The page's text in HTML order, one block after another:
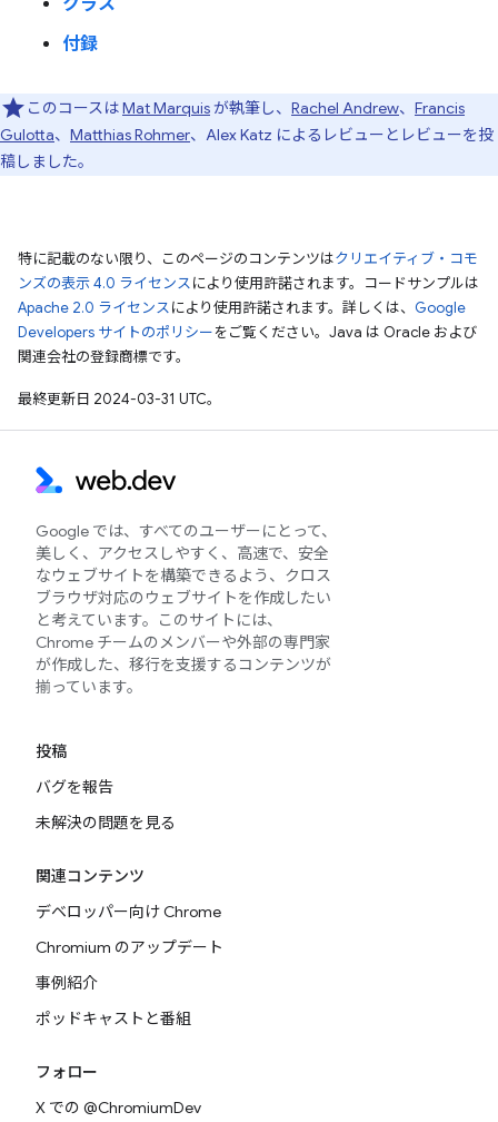
クラス
付録
このコースはMat Marquisが執筆し、 Rachel Andrew、 Francis
Gulotta、 Matthias Rohmer、Alex Katz によるレビューとレビューを投
稿しました。
特に記載のない限り、このページのコンテンツはクリエイティブ・コモ
ンズの表示 4.0 ライセンスにより使用許諾されます。コードサンプルは
Apache 2.0 ライセンスにより使用許諾されます。詳しくは、 Google
Developers サイトのポリシーをご覧ください。Java は Oracle および
関連会社の登録商標です。
最終更新日 2024-03-31 UTC。
Google では、すべてのユーザーにとって、
美しく、アクセスしやすく、高速で、安全
なウェブサイトを構築できるよう、クロス
ブラウザ対応のウェブサイトを作成したい
と考えています。このサイトには、
Chrome チームのメンバーや外部の専門家
が作成した、移行を支援するコンテンツが
揃っています。
投稿
バグを報告
未解決の問題を見る
関連コンテンツ
デベロッパー向け Chrome
Chromium のアップデート
事例紹介
ポッドキャストと番組
フォロー
X での @ChromiumDev